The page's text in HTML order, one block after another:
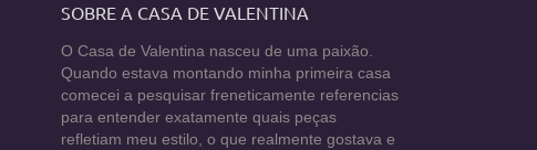
SOBRE A CASA DE VALENTINA
O Casa de Valentina nasceu de uma paixão.
Quando estava montando minha primeira casa
comecei a pesquisar freneticamente referencias
para entender exatamente quais peças
refletiam meu estilo, o que realmente gostava e